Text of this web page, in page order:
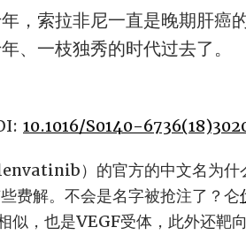
，索拉非尼一直是晚期肝癌
、一枝独秀的时代过去了。
10.1016/S0140-
）的官方的中文名为什
费解。不会是名字被抢注了？仑
似，也是VEGF受体，此外还